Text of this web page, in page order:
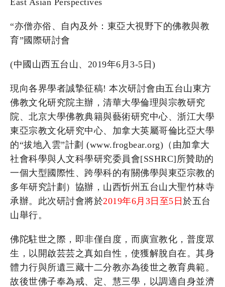
“亦僧亦俗、自內及外：東亞大視野下的佛教與教
育”國際研討會
(中國山西五台山、2019年6月3-5日)
現向各界學者誠摯征稿! 本次研討會由五台山東方
佛教文化研究院主辦，清華大學倫理與宗教研究
院、北京大學佛教典籍與藝術研究中心、浙江大學
東亞宗教文化研究中心、加拿大英屬哥倫比亞大學
的“拔地入雲”計劃 (www.frogbear.org)（由加拿大
社會科學與人文科學研究委員會[SSHRC]所贊助的
一個大型國際性、跨學科的有關佛學與東亞宗教的
多年研究計劃）協辦，山西忻州五台山大聖竹林寺
承辦。此次研討會將於2019年6月3日至5日於五台
山舉行。
佛陀駐世之際，即非僅自度，而廣宣教化，普度眾
生，以開啟芸芸之真如自性，使獲解脫自在。其身
體力行與所遺三藏十二分教亦為後世之教育典範。
故後世佛子奉為戒、定、慧三學，以調適自身並濟